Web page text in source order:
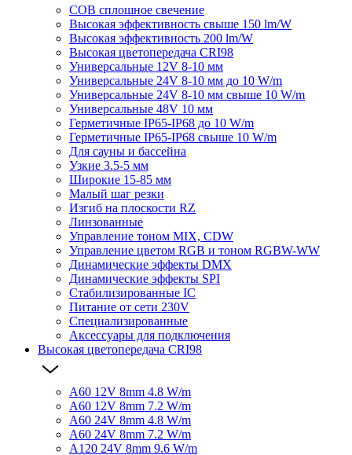
COB сплошное свечение
Высокая эффективность свыше 150 lm/W
Высокая эффективность 200 lm/W
Высокая цветопередача CRI98
Универсальные 12V 8-10 мм
Универсальные 24V 8-10 мм до 10 W/m
Универсальные 24V 8-10 мм свыше 10 W/m
Универсальные 48V 10 мм
Герметичные IP65-IP68 до 10 W/m
Герметичные IP65-IP68 свыше 10 W/m
Для сауны и бассейна
Узкие 3.5-5 мм
Широкие 15-85 мм
Малый шаг резки
Изгиб на плоскости RZ
Линзованные
Управление тоном MIX, CDW
Управление цветом RGB и тоном RGBW-WW
Динамические эффекты DMX
Динамические эффекты SPI
Стабилизированные IC
Питание от сети 230V
Специализированные
Аксессуары для подключения
Высокая цветопередача CRI98
A60 12V 8mm 4.8 W/m
A60 12V 8mm 7.2 W/m
A60 24V 8mm 4.8 W/m
A60 24V 8mm 7.2 W/m
A120 24V 8mm 9.6 W/m